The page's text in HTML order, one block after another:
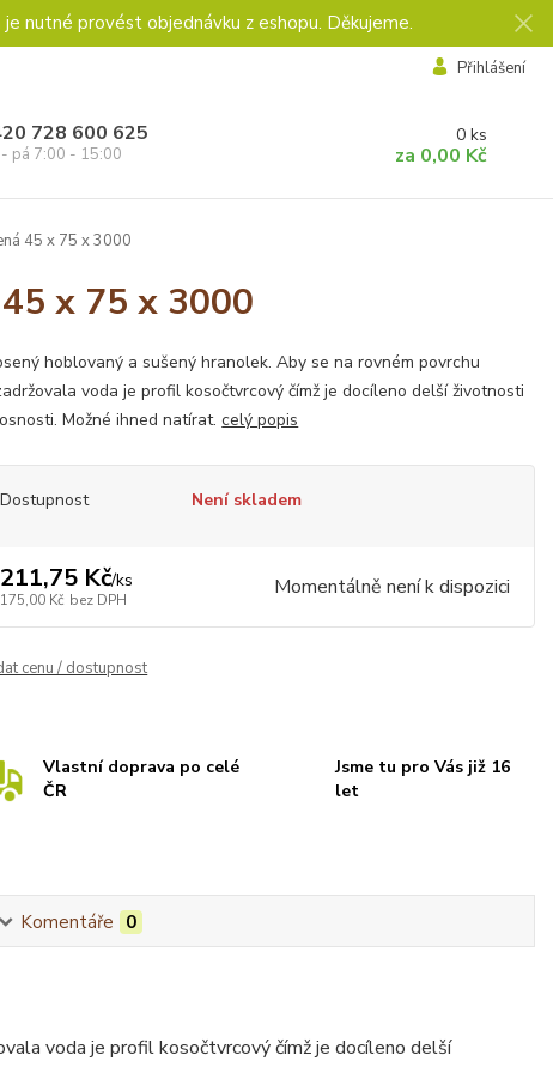
nutné provést objednávku z eshopu. Děkujeme.
Přihlášení
728 600 625
pá 7:00 - 15:00
0 ks
za 0,00 Kč
45 x 75 x 3000
x 75 x 3000
hoblovaný a sušený hranolek. Aby se na rovném povrchu
voda je profil kosočtvrcový čímž je docíleno delší životnosti
Možné ihned natírat.celý popis
Dostupnost Není skladem
211,75 Kč/ks
175,00 Kč bez DPH Momentálně není k dispozici
cenu / dostupnost
Vlastní doprava po celé
ČR
Jsme tu pro Vás již 16
let
Komentáře 0
voda je profil kosočtvrcový čímž je docíleno delší